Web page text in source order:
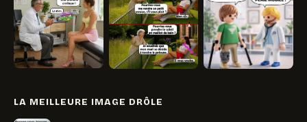
LA MEILLEURE IMAGE DRÔLE